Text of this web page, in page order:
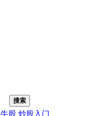
搜索
牛股 炒股入门